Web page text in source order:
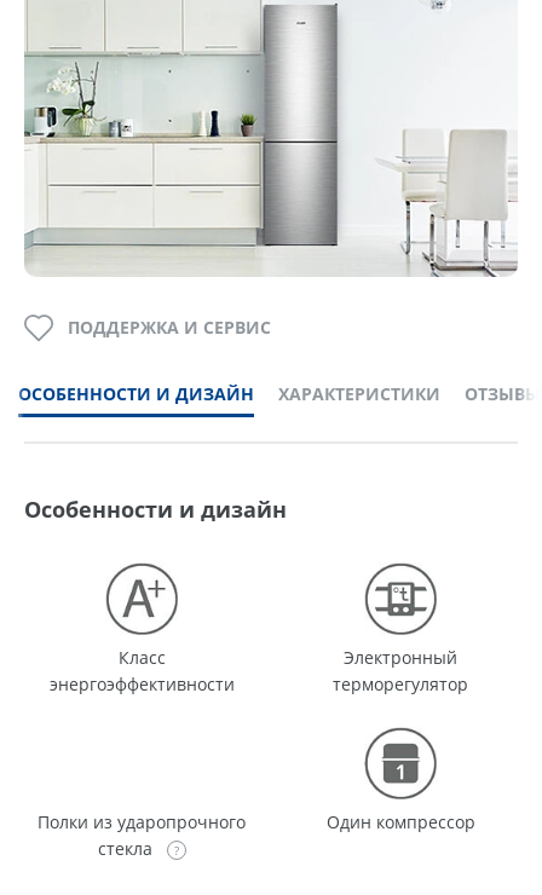
ОСОБЕННОСТИ И ДИЗАЙН ХАРАКТЕРИСТИКИ ОТЗЫВЫ
ПОДДЕРЖКА И СЕРВИС
Особенности и дизайн
Класс
энергоэффективности
Электронный
терморегулятор
Полки из ударопрочного
стекла
Один компрессор